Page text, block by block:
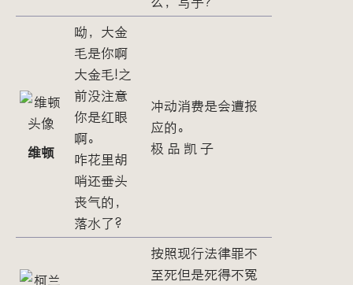
维顿
呦，大金
毛是你啊
大金毛!之
前没注意
你是红眼
啊。
咋花里胡
哨还垂头
丧气的，
落水了?
冲动消费是会遭报
应的。
极 品 凯 子
按照现行法律罪不
至死但是死得不冤